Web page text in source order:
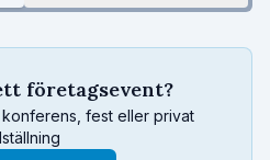
företagsevent?
fest eller privat